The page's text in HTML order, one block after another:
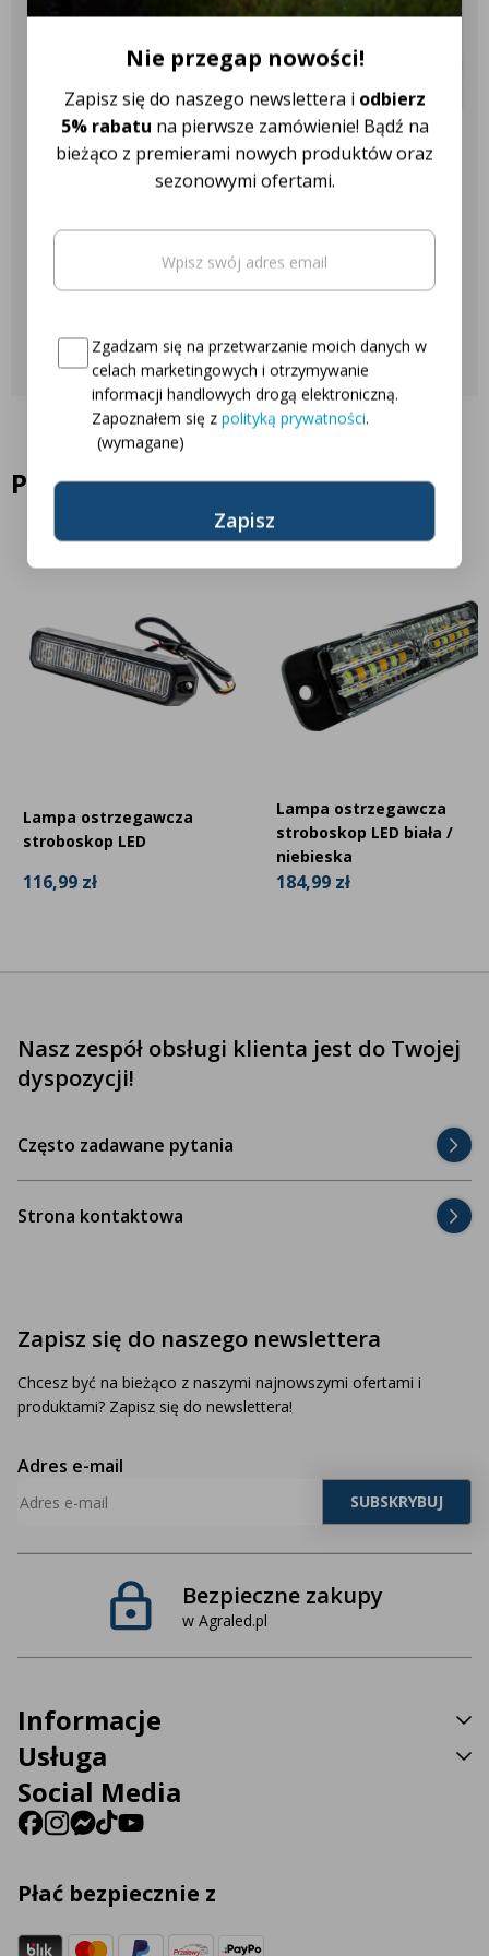
Powolny obrót
✔️ Ponad 18 różnych marek
Nasza obsługa klienta jest do
Twojej dyspozycji!
Najczęściej zadawane pytania
Skontaktuj się z nami
Podobne produkty
Lampa ostrzegawcza
stroboskop LED
116,99 zł
Lampa ostrzegawcza
stroboskop LED biała /
niebieska
184,99 zł
Bezpieczne zakupy
w Agraled.pl
Nasz zespół obsługi klienta jest do Twojej
dyspozycji!
Często zadawane pytania
Strona kontaktowa
Zapisz się do naszego newslettera
Chcesz być na bieżąco z naszymi najnowszymi ofertami i
produktami? Zapisz się do newslettera!
Adres e-mail
Informacje
Usługa
Social Media
Płać bezpiecznie z
Nie przegap nowości!
Zapisz się do naszego newslettera i odbierz
5% rabatu na pierwsze zamówienie! Bądź na
bieżąco z premierami nowych produktów oraz
sezonowymi ofertami.
Email
Consent (wymagane)
Zgadzam się na przetwarzanie moich danych w
celach marketingowych i otrzymywanie
informacji handlowych drogą elektroniczną.
Zapoznałem się z polityką prywatności.
(wymagane)
Oto Twój kod zniżkowy na